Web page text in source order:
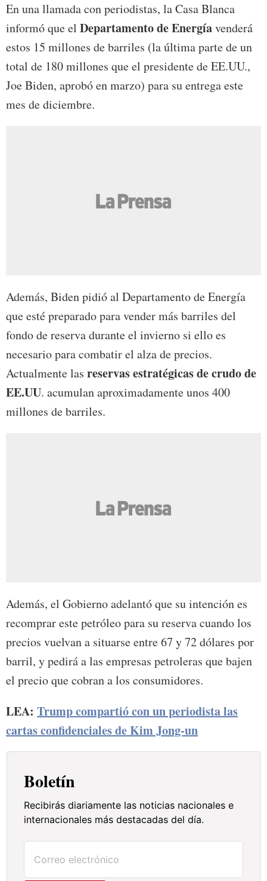
En una llamada con periodistas, la Casa Blanca
informó que el Departamento de Energíavenderá
estos 15 millones de barriles (la última parte de un
total de 180 millones que el presidente de EE.UU.,
Joe Biden, aprobó en marzo) para su entrega este
mes de diciembre.
Además, Biden pidió al Departamento de Energía
que esté preparado para vender más barriles del
fondo de reserva durante el invierno si ello es
necesario para combatir el alza de precios.
Actualmente las reservas estratégicas de crudo de
EE.UU. acumulan aproximadamente unos 400
millones de barriles.
Además, el Gobierno adelantó que su intención es
recomprar este petróleo para su reserva cuando los
precios vuelvan a situarse entre 67 y 72 dólares por
barril, y pedirá a las empresas petroleras que bajen
el precio que cobran a los consumidores.
LEA: Trump compartió con un periodista las
cartas confidenciales de Kim Jong-un
Boletín
Recibirás diariamente las noticias nacionales e
internacionales más destacadas del día.